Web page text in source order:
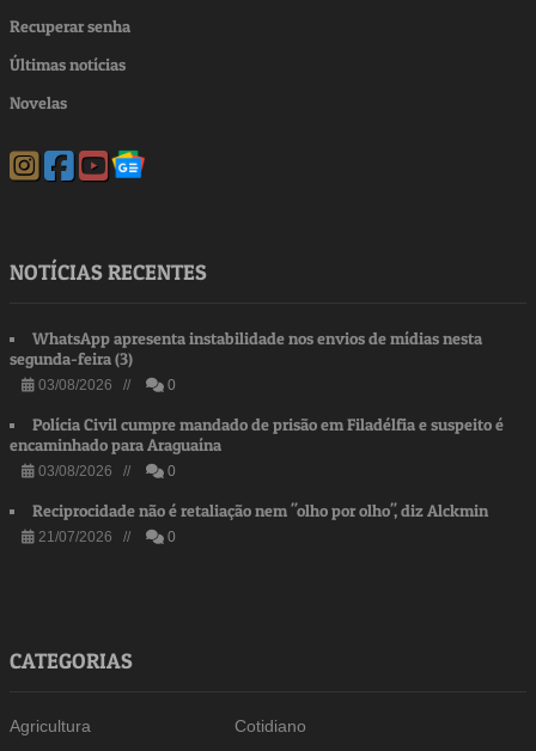
Recuperar senha
Últimas notícias
Novelas
NOTÍCIAS RECENTES
WhatsApp apresenta instabilidade nos envios de mídias nesta
segunda-feira (3)
03/08/2026 // 0
Polícia Civil cumpre mandado de prisão em Filadélfia e suspeito é
encaminhado para Araguaína
03/08/2026 // 0
Reciprocidade não é retaliação nem "olho por olho", diz Alckmin
21/07/2026 // 0
CATEGORIAS
Agricultura
Cotidiano